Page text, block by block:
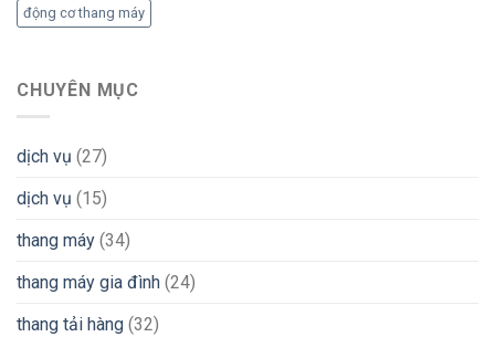
động cơ thang máy
CHUYÊN MỤC
dịch vụ (27)
dịch vụ (15)
thang máy (34)
thang máy gia đình (24)
thang tải hàng (32)